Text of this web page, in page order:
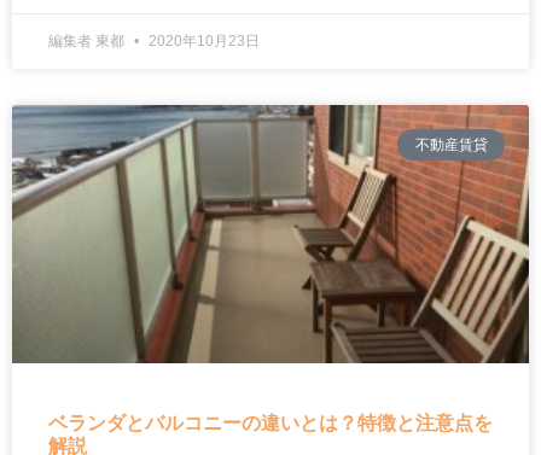
編集者 東都 2020年10月23日
不動産賃貸
ベランダとバルコニーの違いとは？特徴と注意点を
解説